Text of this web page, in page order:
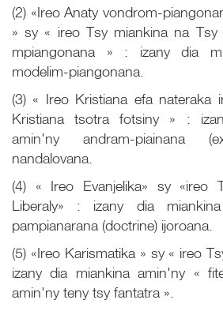
(2) «Ireo Anaty vondrom-
» sy « ireo Tsy miankina na Tsy
mpiangonana » : izany dia
modelim-piangonana.
(3) « Ireo Kristiana efa nateraka
Kristiana tsotra fotsiny » :
amin'ny andram-piainana
nandalovana.
(4) « Ireo Evanjelika» sy «ireo
Liberaly» : izany dia
pampianarana (doctrine) ijoroana.
(5) «Ireo Karismatika » sy « ireo
izany dia miankina amin'ny «
amin'ny teny tsy fantatra ».